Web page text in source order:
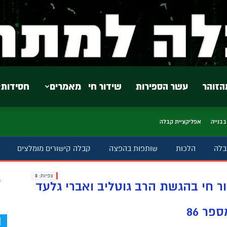
חסידות מאמרים שידור חי עשר הספירות
בבנייה אפליקציית קבלה
הלכות שותפות בהפצה קבלה קישורים מומלצים
חי בהגשת הרב גוטליב ואברי גלעד
צפיות: 3